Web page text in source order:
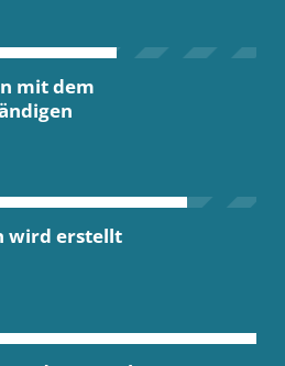
mit dem
wird erstellt